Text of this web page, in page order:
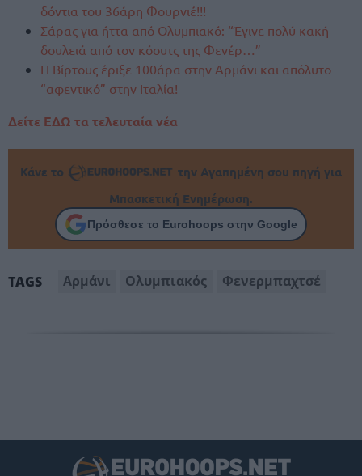
δόντια του 36άρη Φουρνιέ!!!
Σάρας για ήττα από Ολυμπιακό: “Έγινε πολύ κακή
δουλειά από τον κόουτς της Φενέρ…”
H Βίρτους έριξε 100άρα στην Αρμάνι και απόλυτο
“αφεντικό” στην Ιταλία!
Δείτε ΕΔΩ τα τελευταία νέα
Κάνε το
την Αγαπημένη σου πηγή για
Μπασκετική Ενημέρωση.
Πρόσθεσε το Eurohoops στην Google
TAGS Αρμάνι Ολυμπιακός Φενερμπαχτσέ